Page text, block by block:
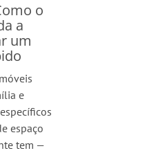
o
a
um
e
espaço
tem —